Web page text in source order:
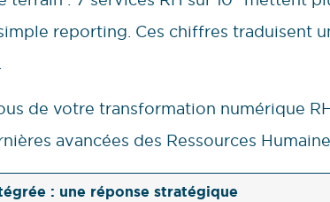
reporting. Ces chiffres traduisent
de votre transformation numérique
avancées des Ressources
: une réponse stratégique